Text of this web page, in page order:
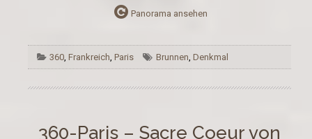
Panorama ansehen
360 ,Frankreich ,Paris Brunnen Denkmal
360-Paris – Sacre Coeur von